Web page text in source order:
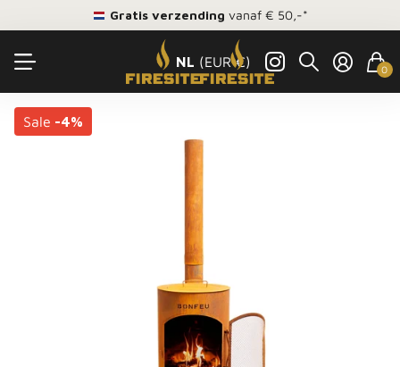
Gratis verzending vanaf € 50,-*
NL (EUR €) 0
Sale -4%